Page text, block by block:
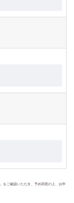
」をご確認いただき、予め同意の上、お申